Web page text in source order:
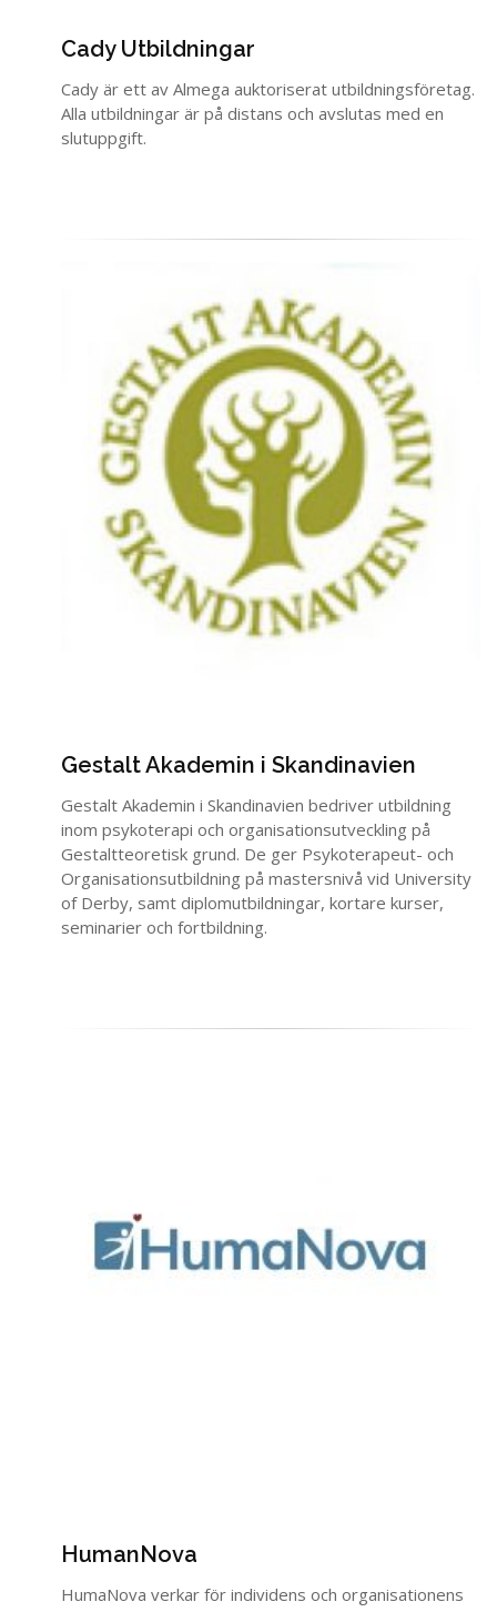
Cady Utbildningar
Cady är ett av Almega auktoriserat utbildningsföretag.
Alla utbildningar är på distans och avslutas med en
slutuppgift.
Gestalt Akademin i Skandinavien
Gestalt Akademin i Skandinavien bedriver utbildning
inom psykoterapi och organisationsutveckling på
Gestaltteoretisk grund. De ger Psykoterapeut- och
Organisationsutbildning på mastersnivå vid University
of Derby, samt diplomutbildningar, kortare kurser,
seminarier och fortbildning.
HumanNova
HumaNova verkar för individens och organisationens